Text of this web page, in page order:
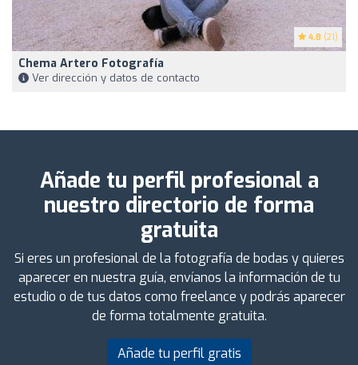
4.8 (21)
Chema Artero Fotografía
Ver dirección y datos de contacto
Añade tu perfil profesional a
nuestro directorio de forma
gratuita
Si eres un profesional de la fotografía de bodas y quieres
aparecer en nuestra guía, envíanos la información de tu
estudio o de tus datos como freelance y podrás aparecer
de forma totalmente gratuita.
Añade tu perfil gratis